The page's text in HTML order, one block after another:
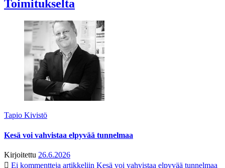
Toimitukselta
Tapio Kivistö
Kesä voi vahvistaa elpyvää tunnelmaa
Kirjoitettu 26.6.2026
Ei kommentteja artikkeliin Kesä voi vahvistaa elpyvää tunnelmaa